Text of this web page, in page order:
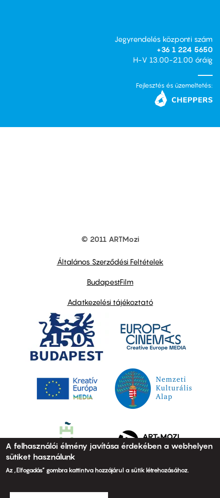
Jegyrendelés központi szám
+36 1 224 5650
H-V 13.00-21.00 óráig
Fejlesztés és üzemeltetés:
© 2011 ARTMozi
Általános Szerződési Feltételek
BudapestFilm
Adatkezelési tájékoztató
A felhasználói élmény javítása érdekében a webhelyen
sütiket használunk
Az „Elfogadás” gombra kattintva hozzájárul a sütik létrehozásához.